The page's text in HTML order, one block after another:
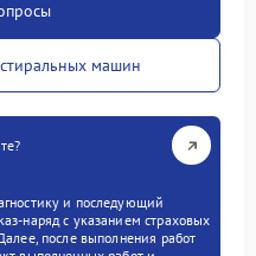
машин
и последующий
наряд с указанием страховых
после выполнения работ